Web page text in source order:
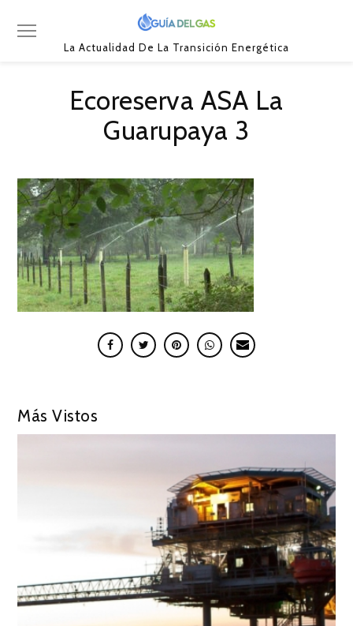
La Actualidad De La Transición Energética
Ecoreserva ASA La
Guarupaya 3
Más Vistos